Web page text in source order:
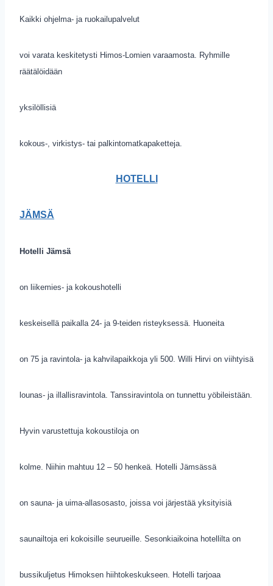
Kaikki ohjelma- ja ruokailupalvelut
voi varata keskitetysti Himos-Lomien varaamosta. Ryhmille
räätälöidään
yksilöllisiä
kokous-, virkistys- tai palkintomatkapaketteja.
HOTELLI
JÄMSÄ
Hotelli Jämsä
on liikemies- ja kokoushotelli
keskeisellä paikalla 24- ja 9-teiden risteyksessä. Huoneita
on 75 ja ravintola- ja kahvilapaikkoja yli 500. Willi Hirvi on viihtyisä
lounas- ja illallisravintola. Tanssiravintola on tunnettu yöbileistään.
Hyvin varustettuja kokoustiloja on
kolme. Niihin mahtuu 12 – 50 henkeä. Hotelli Jämsässä
on sauna- ja uima-allasosasto, joissa voi järjestää yksityisiä
saunailtoja eri kokoisille seurueille. Sesonkiaikoina hotellilta on
bussikuljetus Himoksen hiihtokeskukseen. Hotelli tarjoaa